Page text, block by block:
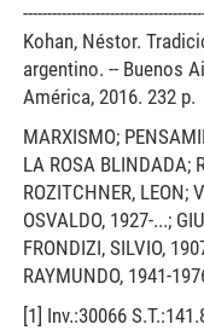
Kohan, Néstor.
argentino. -- Buenos
América, 2016. 232 p.
MARXISMO;
LA ROSA BLINDADA;
ROZITCHNER, LEON;
OSVALDO, 1927-...;
FRONDIZI, SILVIO,
RAYMUNDO, 1941-
[1] Inv.:30066